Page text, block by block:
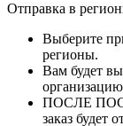
Отправка в
Выберите
регионы.
Вам будет
ПОСЛЕ
заказ будет